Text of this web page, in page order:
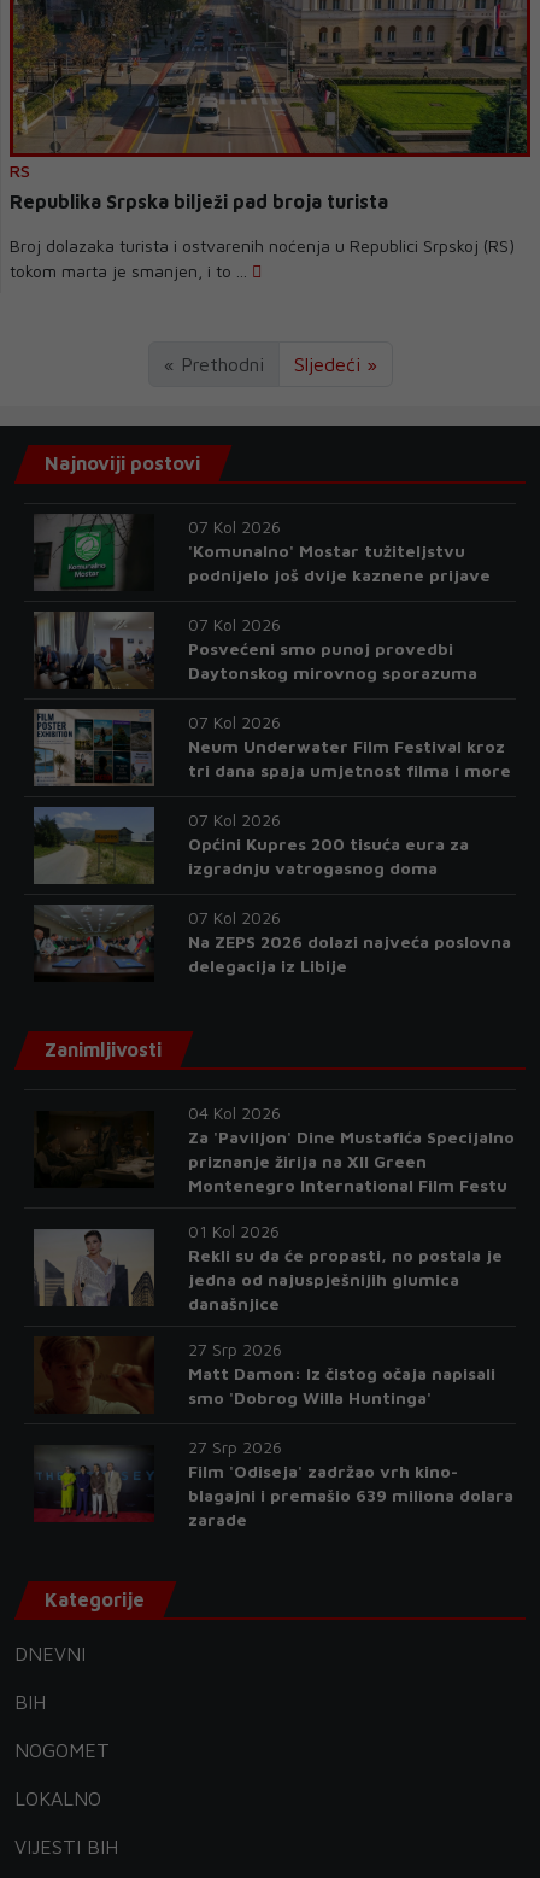
RS
Republika Srpska bilježi pad broja turista
Broj dolazaka turista i ostvarenih noćenja u Republici Srpskoj (RS)
tokom marta je smanjen, i to ...
« Prethodni Sljedeći »
Najnoviji postovi
07 Kol 2026
'Komunalno' Mostar tužiteljstvu
podnijelo još dvije kaznene prijave
07 Kol 2026
Posvećeni smo punoj provedbi
Daytonskog mirovnog sporazuma
07 Kol 2026
Neum Underwater Film Festival kroz
tri dana spaja umjetnost filma i more
07 Kol 2026
Općini Kupres 200 tisuća eura za
izgradnju vatrogasnog doma
07 Kol 2026
Na ZEPS 2026 dolazi najveća poslovna
delegacija iz Libije
Zanimljivosti
04 Kol 2026
Za 'Paviljon' Dine Mustafića Specijalno
priznanje žirija na XII Green
Montenegro International Film Festu
01 Kol 2026
Rekli su da će propasti, no postala je
jedna od najuspješnijih glumica
današnjice
27 Srp 2026
Matt Damon: Iz čistog očaja napisali
smo 'Dobrog Willa Huntinga'
27 Srp 2026
Film 'Odiseja' zadržao vrh kino-
blagajni i premašio 639 miliona dolara
zarade
Kategorije
DNEVNI
BIH
NOGOMET
LOKALNO
VIJESTI BIH